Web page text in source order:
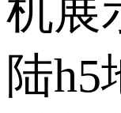
机展
陆h5